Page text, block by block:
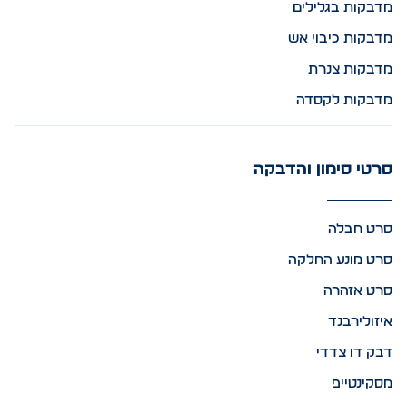
מדבקות בגלילים
מדבקות כיבוי אש
מדבקות צנרת
מדבקות לקסדה
סרטי סימון והדבקה
סרט חבלה
סרט מונע החלקה
סרט אזהרה
איזולירבנד
דבק דו צדדי
מסקינטייפ